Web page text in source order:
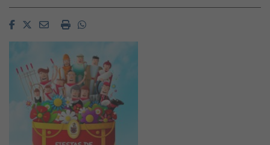
FacebookTwitterEmailImprimirWhatsapp